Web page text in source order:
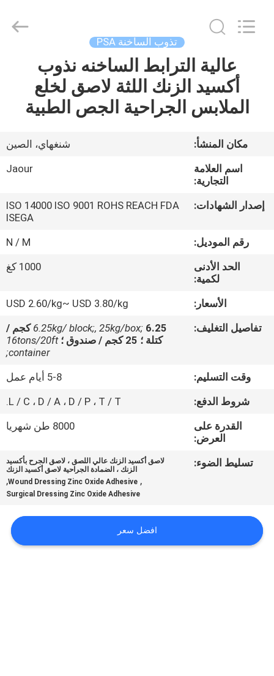
منتجات
معلومات
جولة
مراقبة
اتصل
أخبار
القضايا
اطلب
خريطة
Adhesive
Products
تذوب الساخنة PSA
عالية الترابط الساخنه نذوب
أكسيد الزنك اللثة لاصق لخلع
الملابس الجراحية الجص الطبية
مكان المنشأ:
شنغهاي، الصين
اسم العلامة
التجارية:
Jaour
إصدار الشهادات:
ISO 14000 ISO 9001 ROHS REACH FDA
ISEGA
رقم الموديل:
N / M
الحد الأدنى
لكمية:
1000 كغ
الأسعار:
USD 2.60/kg~ USD 3.80/kg
تفاصيل التغليف:
6.25kg/ block;, 25kg/box; 6.25 كجم /
كتلة ؛ 25 كجم / صندوق ؛
16tons/20ft
container;
وقت التسليم:
5-8 أيام عمل
شروط الدفع:
L / C ، D / A ، D / P ، T / T.
القدرة على
العرض:
8000 طن شهريا
تسليط الضوء:
لاصق أكسيد الزنك عالي اللصق ، لاصق الجرح بأكسيد
الزنك ، الضمادة الجراحية لاصق أكسيد الزنك
,
Wound Dressing Zinc Oxide Adhesive
,
Surgical Dressing Zinc Oxide Adhesive
افضل سعر